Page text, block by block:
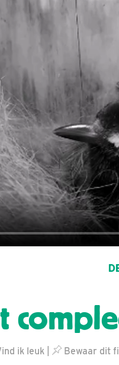
ik leuk Bewaar dit